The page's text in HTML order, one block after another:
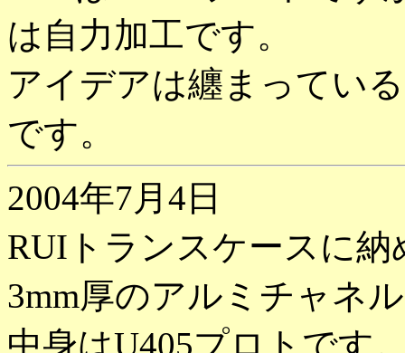
は自力加工です。
アイデアは纏まってい
です。
2004年7月4日
RUIトランスケースに
3mm厚のアルミチャネ
中身はU405プロトです